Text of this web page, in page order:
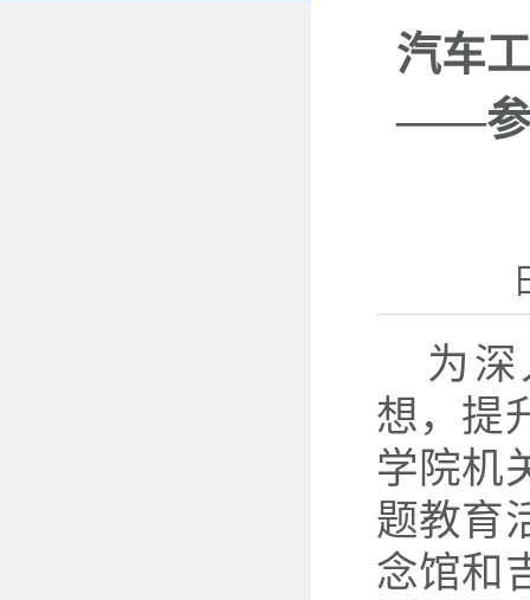
汽车
——参
为
想，提
学院机
题教育
念馆和